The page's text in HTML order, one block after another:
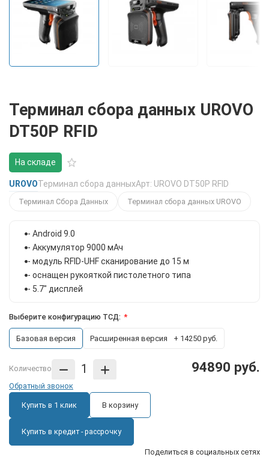
Терминал сбора данных UROVO
DT50P RFID
На складе
UROVOТерминал сбора данныхАрт: UROVO DT50P RFID
Терминал Сбора Данных Терминал сбора данных UROVO
- Android 9.0
- Аккумулятор 9000 мАч
- модуль RFID-UHF сканирование до 15 м
- оснащен рукояткой пистолетного типа
- 5.7" дисплей
Выберите конфигурацию ТСД:
Базовая версия Расширенная версия + 14250 руб.
Количество 94890 руб.
Обратный звонок
Купить в 1 клик В корзину
Купить в кредит - рассрочку
Поделиться в социальных сетях